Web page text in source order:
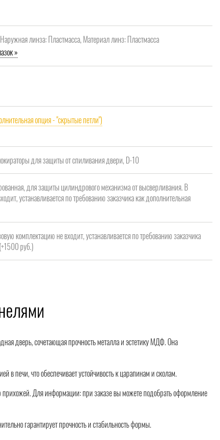
линза: Пластмасса, Материал линз: Пластмасса
»
опция - "скрытые петли")
для защиты от спиливания двери, D-10
для защиты цилиндрового механизма от высверливания. В
устанавливается по требованию заказчика как дополнительная
комплектацию не входит, устанавливается по требованию заказчика
руб.)
дверь, сочетающая прочность металла и эстетику МДФ. Она
печи, что обеспечивает устойчивость к царапинам и сколам.
Для информации: при заказе вы можете подобрать оформление
гарантирует прочность и стабильность формы.